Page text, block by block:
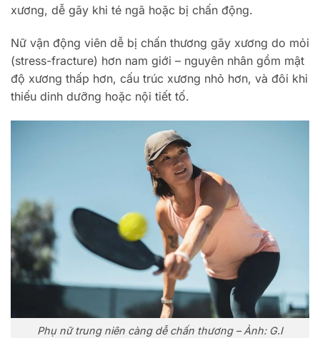
xương, dễ gãy khi té ngã hoặc bị chấn động.
Nữ vận động viên dễ bị chấn thương gãy xương do mỏi
(stress-fracture) hơn nam giới – nguyên nhân gồm mật
độ xương thấp hơn, cấu trúc xương nhỏ hơn, và đôi khi
thiếu dinh dưỡng hoặc nội tiết tố.
Phụ nữ trung niên càng dễ chấn thương – Ảnh: G.I